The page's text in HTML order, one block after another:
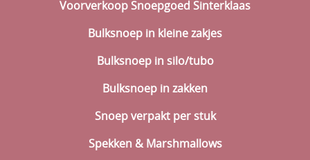
Voorverkoop Snoepgoed Sinterklaas
Bulksnoep in kleine zakjes
Bulksnoep in silo/tubo
Bulksnoep in zakken
Snoep verpakt per stuk
Spekken & Marshmallows